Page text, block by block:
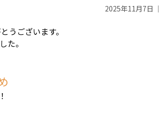
2025年11月7日 ｜
うございます。
た。